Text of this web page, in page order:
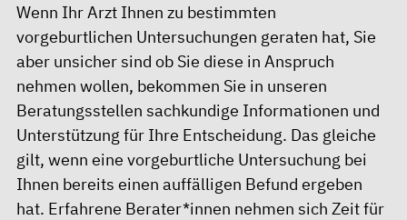
Wenn Ihr Arzt Ihnen zu bestimmten
vorgeburtlichen Untersuchungen geraten hat, Sie
aber unsicher sind ob Sie diese in Anspruch
nehmen wollen, bekommen Sie in unseren
Beratungsstellen sachkundige Informationen und
Unterstützung für Ihre Entscheidung. Das gleiche
gilt, wenn eine vorgeburtliche Untersuchung bei
Ihnen bereits einen auffälligen Befund ergeben
hat. Erfahrene Berater*innen nehmen sich Zeit für